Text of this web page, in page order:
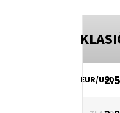
EUR/USD
2.5